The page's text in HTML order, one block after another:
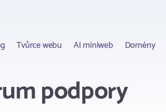
Tvůrce webu AI miniweb Domény
podpory